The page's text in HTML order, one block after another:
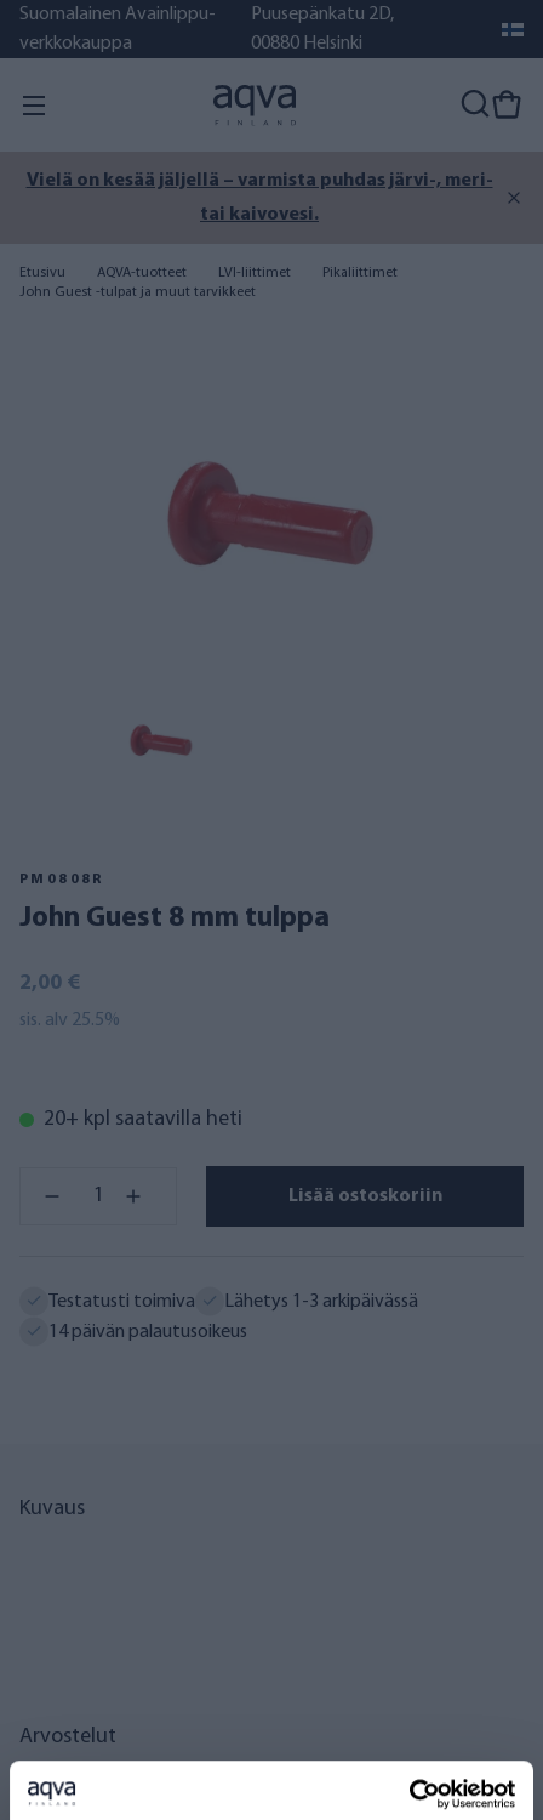
Suomalainen Avainlippu-
verkkokauppa
Puusepänkatu 2D,
00880 Helsinki
Vielä on kesää jäljellä – varmista puhdas järvi-, meri-
tai kaivovesi.
Etusivu AQVA-tuotteet LVI-liittimet
Pikaliittimet
John Guest -tulpat ja muut tarvikkeet
PM0808R
John Guest 8 mm tulppa
2,00 €
sis. alv 25.5%
20+ kpl saatavilla heti
Lisää ostoskoriin
Testatusti toimiva
Lähetys 1-3 arkipäivässä
14 päivän palautusoikeus
Kuvaus
Arvostelut